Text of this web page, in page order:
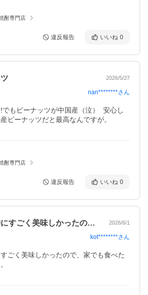
酎専門店
違反報告 いいね 0
2026/5/27
nan********さん
もピーナッツが中国産（泣）  安心し
ピーナッツだと最高なんですが。
酎専門店
違反報告 いいね 0
奄美で食べた時にすごく美味しかったので… 2026/6/1
kot********さん
ごく美味しかったので、家でも食べた